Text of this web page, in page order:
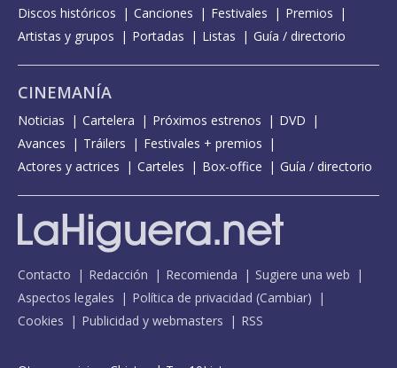
Discos históricos
Canciones Festivales
Premios
Artistas y grupos
Portadas Listas Guía / directorio
CINEMANÍA
Noticias Cartelera Próximos estrenos
DVD
Avances
Tráilers
Festivales + premios
Actores y actrices
Carteles Box-office Guía / directorio
Contacto Redacción Recomienda
Sugiere una web
Aspectos legales
Política de privacidad (Cambiar)
Cookies
Publicidad y webmasters RSS